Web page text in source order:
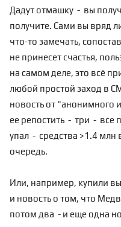
Дадут отмашку - вы
получите. Сами вы вряд
что-то замечать,
не принесет счастья,
на самом деле, это всё
любой простой заход в
новость от
ее репостить - три - все
упал - средства >1.4 млн
очередь.
Или, например, купили
и новость о том, что
потом два - и еще одна